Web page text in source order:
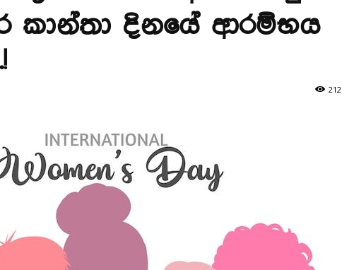
කාන්තා දිනයේ ආරම්භය
212